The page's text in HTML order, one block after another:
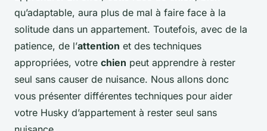
qu’adaptable, aura plus de mal à faire face à la
solitude dans un appartement. Toutefois, avec de la
patience, de l’attention et des techniques
appropriées, votre chien peut apprendre à rester
seul sans causer de nuisance. Nous allons donc
vous présenter différentes techniques pour aider
votre Husky d’appartement à rester seul sans